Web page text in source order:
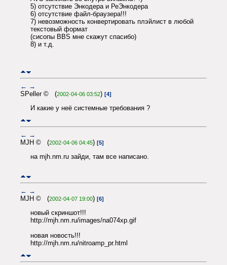
5) отсутствие Энкодера и РеЭнкодера
6) отсутствие файл-браузера!!!
7) невозможность конвертировать плэйлист в любой
текстовый формат
(сисопы BBS мне скажут спасибо)
8) и т.д.
← →
SPeller © (2002-04-06 03:52) [4]
И какие у неё системные требования ?
← →
MJH © (2002-04-06 04:45) [5]
на mjh.nm.ru зайди, там все написано.
← →
MJH © (2002-04-07 19:00) [6]
новый скриншот!!!
http://mjh.nm.ru/images/na074xp.gif
новая новость!!!
http://mjh.nm.ru/nitroamp_pr.html